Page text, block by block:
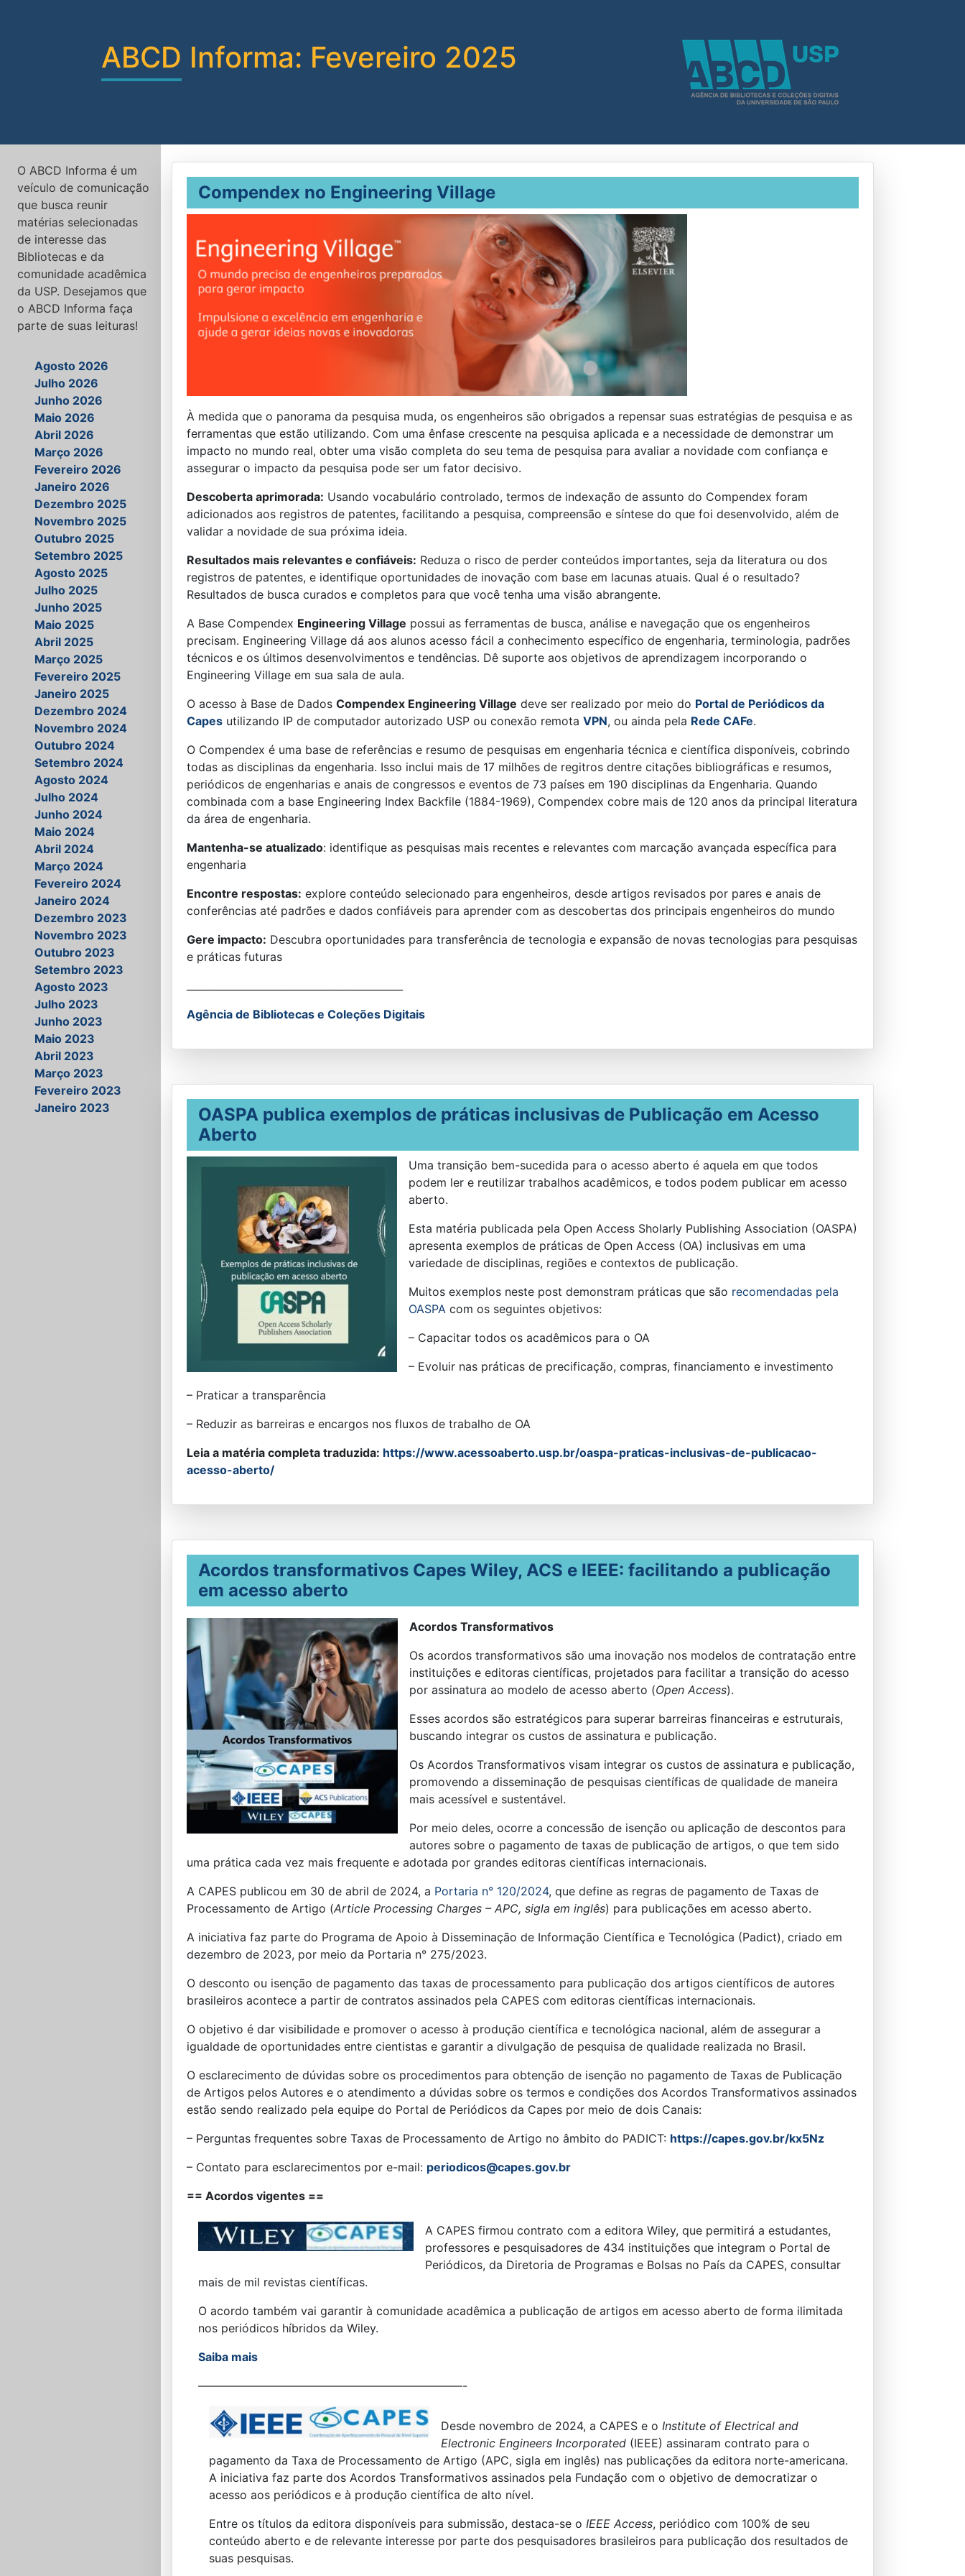
ABCD Informa: Fevereiro 2025
O ABCD Informa é um
veículo de comunicação
que busca reunir
matérias selecionadas
de interesse das
Bibliotecas e da
comunidade acadêmica
da USP. Desejamos que
o ABCD Informa faça
parte de suas leituras!
Agosto 2026
Julho 2026
Junho 2026
Maio 2026
Abril 2026
Março 2026
Fevereiro 2026
Janeiro 2026
Dezembro 2025
Novembro 2025
Outubro 2025
Setembro 2025
Agosto 2025
Julho 2025
Junho 2025
Maio 2025
Abril 2025
Março 2025
Fevereiro 2025
Janeiro 2025
Dezembro 2024
Novembro 2024
Outubro 2024
Setembro 2024
Agosto 2024
Julho 2024
Junho 2024
Maio 2024
Abril 2024
Março 2024
Fevereiro 2024
Janeiro 2024
Dezembro 2023
Novembro 2023
Outubro 2023
Setembro 2023
Agosto 2023
Julho 2023
Junho 2023
Maio 2023
Abril 2023
Março 2023
Fevereiro 2023
Janeiro 2023
Compendex no Engineering Village
À medida que o panorama da pesquisa muda, os engenheiros são obrigados a repensar suas estratégias de pesquisa e as
ferramentas que estão utilizando. Com uma ênfase crescente na pesquisa aplicada e a necessidade de demonstrar um
impacto no mundo real, obter uma visão completa do seu tema de pesquisa para avaliar a novidade com confiança e
assegurar o impacto da pesquisa pode ser um fator decisivo.
Descoberta aprimorada: Usando vocabulário controlado, termos de indexação de assunto do Compendex foram
adicionados aos registros de patentes, facilitando a pesquisa, compreensão e síntese do que foi desenvolvido, além de
validar a novidade de sua próxima ideia.
Resultados mais relevantes e confiáveis: Reduza o risco de perder conteúdos importantes, seja da literatura ou dos
registros de patentes, e identifique oportunidades de inovação com base em lacunas atuais. Qual é o resultado?
Resultados de busca curados e completos para que você tenha uma visão abrangente.
A Base Compendex Engineering Village possui as ferramentas de busca, análise e navegação que os engenheiros
precisam. Engineering Village dá aos alunos acesso fácil a conhecimento específico de engenharia, terminologia, padrões
técnicos e os últimos desenvolvimentos e tendências. Dê suporte aos objetivos de aprendizagem incorporando o
Engineering Village em sua sala de aula.
O acesso à Base de Dados Compendex Engineering Village deve ser realizado por meio do Portal de Periódicos da
Capes utilizando IP de computador autorizado USP ou conexão remota VPN, ou ainda pela Rede CAFe.
O Compendex é uma base de referências e resumo de pesquisas em engenharia técnica e científica disponíveis, cobrindo
todas as disciplinas da engenharia. Isso inclui mais de 17 milhões de regitros dentre citações bibliográficas e resumos,
periódicos de engenharias e anais de congressos e eventos de 73 países em 190 disciplinas da Engenharia. Quando
combinada com a base Engineering Index Backfile (1884-1969), Compendex cobre mais de 120 anos da principal literatura
da área de engenharia.
Mantenha-se atualizado: identifique as pesquisas mais recentes e relevantes com marcação avançada específica para
engenharia
Encontre respostas: explore conteúdo selecionado para engenheiros, desde artigos revisados ​​por pares e anais de
conferências até padrões e dados confiáveis ​​para aprender com as descobertas dos principais engenheiros do mundo
Gere impacto: Descubra oportunidades para transferência de tecnologia e expansão de novas tecnologias para pesquisas
e práticas futuras
Agência de Bibliotecas e Coleções Digitais
OASPA publica exemplos de práticas inclusivas de Publicação em Acesso
Aberto
Uma transição bem-sucedida para o acesso aberto é aquela em que todos
podem ler e reutilizar trabalhos acadêmicos, e todos podem publicar em acesso
aberto.
Esta matéria publicada pela Open Access Sholarly Publishing Association (OASPA)
apresenta exemplos de práticas de Open Access (OA) inclusivas em uma
variedade de disciplinas, regiões e contextos de publicação.
Muitos exemplos neste post demonstram práticas que são recomendadas pela
OASPA com os seguintes objetivos:
– Capacitar todos os acadêmicos para o OA
– Evoluir nas práticas de precificação, compras, financiamento e investimento
– Praticar a transparência
– Reduzir as barreiras e encargos nos fluxos de trabalho de OA
Leia a matéria completa traduzida: https://www.acessoaberto.usp.br/oaspa-praticas-inclusivas-de-publicacao-
acesso-aberto/
Acordos transformativos Capes Wiley, ACS e IEEE: facilitando a publicação
em acesso aberto
Acordos Transformativos
Os acordos transformativos são uma inovação nos modelos de contratação entre
instituições e editoras científicas, projetados para facilitar a transição do acesso
por assinatura ao modelo de acesso aberto (Open Access).
Esses acordos são estratégicos para superar barreiras financeiras e estruturais,
buscando integrar os custos de assinatura e publicação.
Os Acordos Transformativos visam integrar os custos de assinatura e publicação,
promovendo a disseminação de pesquisas científicas de qualidade de maneira
mais acessível e sustentável.
Por meio deles, ocorre a concessão de isenção ou aplicação de descontos para
autores sobre o pagamento de taxas de publicação de artigos, o que tem sido
uma prática cada vez mais frequente e adotada por grandes editoras científicas internacionais.
A CAPES publicou em 30 de abril de 2024, a Portaria n° 120/2024, que define as regras de pagamento de Taxas de
Processamento de Artigo (Article Processing Charges – APC, sigla em inglês) para publicações em acesso aberto.
A iniciativa faz parte do Programa de Apoio à Disseminação de Informação Científica e Tecnológica (Padict), criado em
dezembro de 2023, por meio da Portaria n° 275/2023.
O desconto ou isenção de pagamento das taxas de processamento para publicação dos artigos científicos de autores
brasileiros acontece a partir de contratos assinados pela CAPES com editoras científicas internacionais.
O objetivo é dar visibilidade e promover o acesso à produção científica e tecnológica nacional, além de assegurar a
igualdade de oportunidades entre cientistas e garantir a divulgação de pesquisa de qualidade realizada no Brasil.
O esclarecimento de dúvidas sobre os procedimentos para obtenção de isenção no pagamento de Taxas de Publicação
de Artigos pelos Autores e o atendimento a dúvidas sobre os termos e condições dos Acordos Transformativos assinados
estão sendo realizado pela equipe do Portal de Periódicos da Capes por meio de dois Canais:
– Perguntas frequentes sobre Taxas de Processamento de Artigo no âmbito do PADICT: https://capes.gov.br/kx5Nz
– Contato para esclarecimentos por e-mail: periodicos@capes.gov.br
== Acordos vigentes ==
A CAPES firmou contrato com a editora Wiley, que permitirá a estudantes,
professores e pesquisadores de 434 instituições que integram o Portal de
Periódicos, da Diretoria de Programas e Bolsas no País da CAPES, consultar
mais de mil revistas científicas.
O acordo também vai garantir à comunidade acadêmica a publicação de artigos em acesso aberto de forma ilimitada
nos periódicos híbridos da Wiley.
Saiba mais
———————————————————————-
Desde novembro de 2024, a CAPES e o Institute of Electrical and
Electronic Engineers Incorporated (IEEE) assinaram contrato para o
pagamento da Taxa de Processamento de Artigo (APC, sigla em inglês) nas publicações da editora norte-americana.
A iniciativa faz parte dos Acordos Transformativos assinados pela Fundação com o objetivo de democratizar o
acesso aos periódicos e à produção científica de alto nível.
Entre os títulos da editora disponíveis para submissão, destaca-se o IEEE Access, periódico com 100% de seu
conteúdo aberto e de relevante interesse por parte dos pesquisadores brasileiros para publicação dos resultados de
suas pesquisas.